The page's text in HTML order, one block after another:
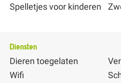
Spelletjes voor kinderen
Diensten
Dieren toegelaten
Wifi